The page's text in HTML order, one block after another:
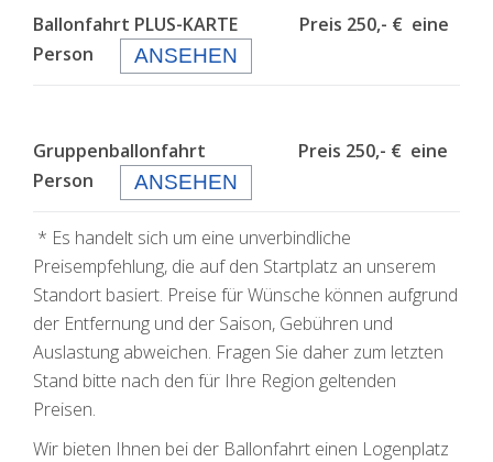
Ballonfahrt PLUS-KARTE Preis 250,- € eine
Person
ANSEHEN
Gruppenballonfahrt Preis 250,- € eine
Person
ANSEHEN
* Es handelt sich um eine unverbindliche
Preisempfehlung, die auf den Startplatz an unserem
Standort basiert. Preise für Wünsche können aufgrund
der Entfernung und der Saison, Gebühren und
Auslastung abweichen. Fragen Sie daher zum letzten
Stand bitte nach den für Ihre Region geltenden
Preisen.
Wir bieten Ihnen bei der Ballonfahrt einen Logenplatz